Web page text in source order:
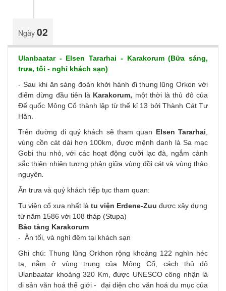
Ngày02
Ulanbaatar - Elsen Tararhai - Karakorum (Bữa sáng,
trưa, tối - nghỉ khách sạn)
- Sau khi ăn sáng đoàn khởi hành đi thung lũng Orkon với
điểm dừng đầu tiên là Karakorum, một thời là thủ đô của
Đế quốc Mông Cổ thành lập từ thế kỉ 13 bởi Thành Cát Tư
Hãn.
Trên đường đi quý khách sẽ tham quan Elsen Tararhai
vùng cồn cát dài hơn 100km, được mệnh danh là Sa mạc
Gobi thu nhỏ, với các hoạt động cưỡi lạc đà, ngắm cảnh
sắc thiên nhiên tương phản giữa vùng đồi cát và vùng thảo
nguyên
Ăn trưa và quý khách tiếp tục tham quan:
Tu viện cổ xưa nhất là tu viện Erdene-Zuu được xây dựng
từ năm 1586 với 108 tháp (Stupa)
Bảo tàng Karakorum
- Ăn tối, và nghỉ đêm tại khách sạn
Ghi chú: Thung lũng Orkhon rộng khoảng 122 nghìn héc
ta, nằm ở vùng trung của Mông Cổ, cách thủ đô
Ulanbaatar khoảng 320 Km, được UNESCO công nhận là
di sản văn hoá thế giới - đại diện cho văn hoá du mục của